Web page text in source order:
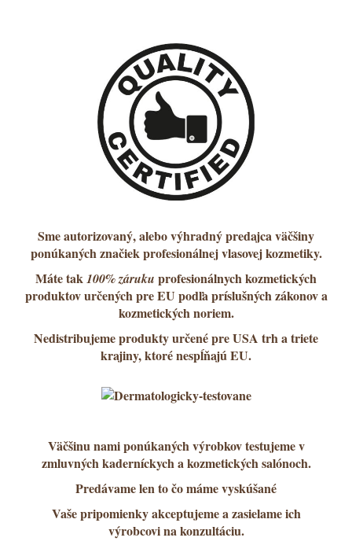
Smeautorizovaný, alebo výhradný predajca väčšiny
ponúkaných značiek profesionálnej vlasovej kozmetiky.
Máte tak100% záruku profesionálnych kozmetických
produktov určených pre EU podľa príslušných zákonov a
kozmetických noriem.
Nedistribujeme produkty určené pre USA trh a triete
krajiny, ktoré nespĺňajú EU.
Väčšinu nami ponúkaných výrobkov testujeme v
zmluvných kaderníckych a kozmetických salónoch.
Predávame len to čo máme vyskúšané
Vaše pripomienky akceptujeme a zasielame ich
výrobcovi na konzultáciu.